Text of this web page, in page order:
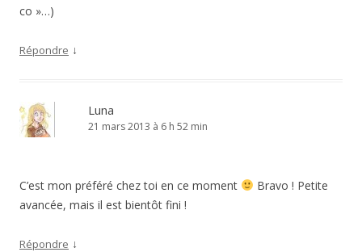
co »…)
Répondre ↓
Luna
21 mars 2013 à 6 h 52 min
C’est mon préféré chez toi en ce moment
Bravo ! Petite
avancée, mais il est bientôt fini !
Répondre ↓